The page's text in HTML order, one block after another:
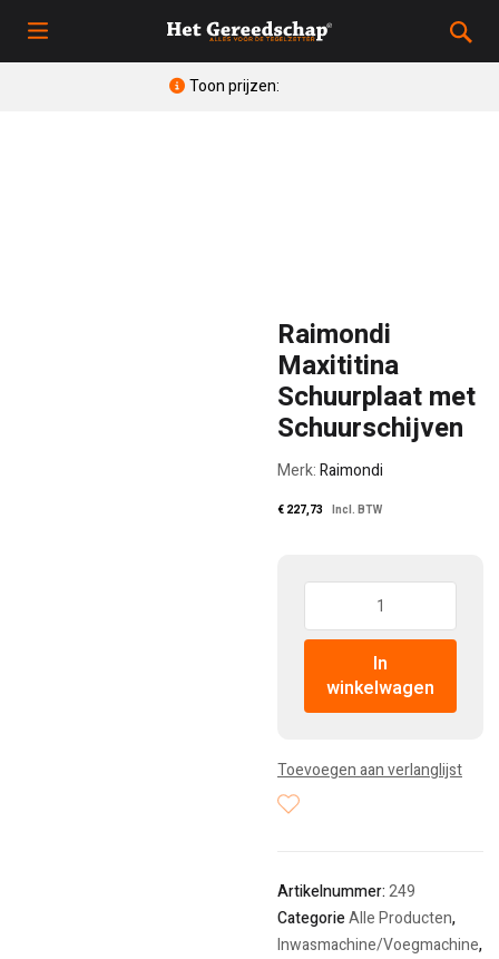
Toon prijzen:
Raimondi
Maxititina
Schuurplaat met
Schuurschijven
Merk:Raimondi
€ 227,73 Incl. BTW
In
winkelwagen
Toevoegen aan verlanglijst
Artikelnummer:249
CategorieAlle Producten,
Inwasmachine/Voegmachine,